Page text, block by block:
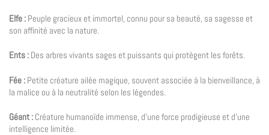
Elfe : Peuple gracieux et immortel, connu pour sa beauté, sa sagesse et
son affinité avec la nature.
Ents : Des arbres vivants sages et puissants qui protègent les forêts.
Fée : Petite créature ailée magique, souvent associée à la bienveillance, à
la malice ou à la neutralité selon les légendes.
Géant : Créature humanoïde immense, d’une force prodigieuse et d’une
intelligence limitée.